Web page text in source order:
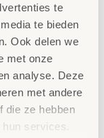
te
te bieden
Ook delen we
met onze
analyse. Deze
met andere
die ze hebben
services.
uw idee
getest en